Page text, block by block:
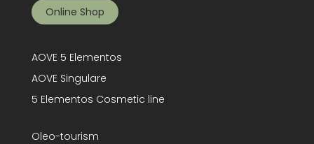
Online Shop
AOVE 5 Elementos
AOVE Singulare
5 Elementos Cosmetic line
Oleo-tourism